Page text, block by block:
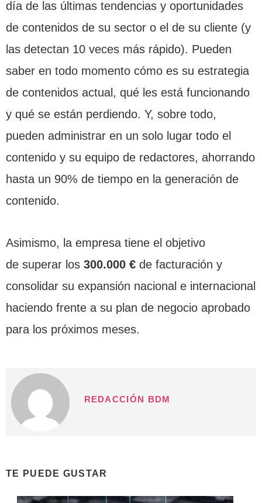
día de las últimas tendencias y oportunidades
de contenidos de su sector o el de su cliente (y
las detectan 10 veces más rápido). Pueden
saber en todo momento cómo es su estrategia
de contenidos actual, qué les está funcionando
y qué se están perdiendo. Y, sobre todo,
pueden administrar en un solo lugar todo el
contenido y su equipo de redactores, ahorrando
hasta un 90% de tiempo en la generación de
contenido.
Asimismo, la empresa tiene el objetivo
de superar los 300.000 € de facturación y
consolidar su expansión nacional e internacional
haciendo frente a su plan de negocio aprobado
para los próximos meses.
REDACCIÓN BDM
TE PUEDE GUSTAR